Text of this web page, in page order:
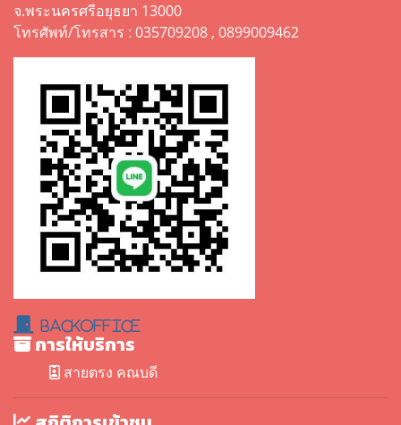
จ.พระนครศรีอยุธยา 13000
โทรศัพท์/โทรสาร : 035709208 , 0899009462
BackOffice
การให้บริการ
สายตรง คณบดี